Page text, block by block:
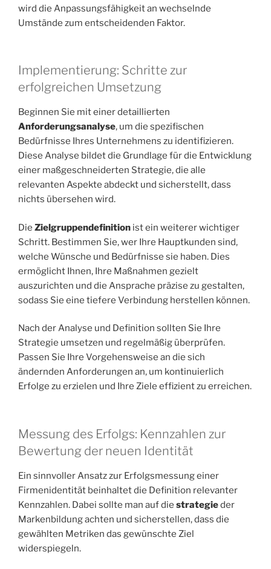
wird die Anpassungsfähigkeit an wechselnde
Umstände zum entscheidenden Faktor.
Implementierung: Schritte zur
erfolgreichen Umsetzung
Beginnen Sie mit einer detaillierten
Anforderungsanalyse, um die spezifischen
Bedürfnisse Ihres Unternehmens zu identifizieren.
Diese Analyse bildet die Grundlage für die Entwicklung
einer maßgeschneiderten Strategie, die alle
relevanten Aspekte abdeckt und sicherstellt, dass
nichts übersehen wird.
Die Zielgruppendefinition ist ein weiterer wichtiger
Schritt. Bestimmen Sie, wer Ihre Hauptkunden sind,
welche Wünsche und Bedürfnisse sie haben. Dies
ermöglicht Ihnen, Ihre Maßnahmen gezielt
auszurichten und die Ansprache präzise zu gestalten,
sodass Sie eine tiefere Verbindung herstellen können.
Nach der Analyse und Definition sollten Sie Ihre
Strategie umsetzen und regelmäßig überprüfen.
Passen Sie Ihre Vorgehensweise an die sich
ändernden Anforderungen an, um kontinuierlich
Erfolge zu erzielen und Ihre Ziele effizient zu erreichen.
Messung des Erfolgs: Kennzahlen zur
Bewertung der neuen Identität
Ein sinnvoller Ansatz zur Erfolgsmessung einer
Firmenidentität beinhaltet die Definition relevanter
Kennzahlen. Dabei sollte man auf die strategieder
Markenbildung achten und sicherstellen, dass die
gewählten Metriken das gewünschte Ziel
widerspiegeln.